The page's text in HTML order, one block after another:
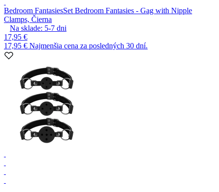
Bedroom FantasiesSet Bedroom Fantasies - Gag with Nipple
Clamps, Čierna
Na sklade: 5-7 dni
17,95 €
17,95 € Najmenšia cena za posledných 30 dní.